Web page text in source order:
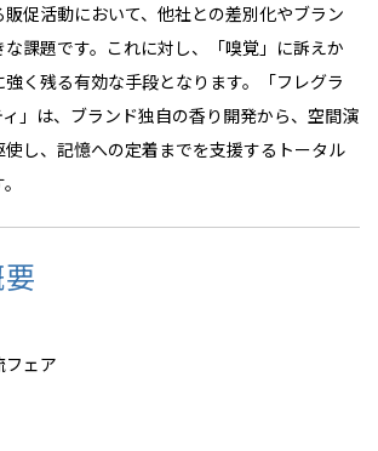
促活動において、他社との差別化やブラン
な課題です。これに対し、「嗅覚」に訴えか
く残る有効な手段となります。「フレグラ
」は、ブランド独自の香り開発から、空間演
し、記憶への定着までを支援するトータル
ェア